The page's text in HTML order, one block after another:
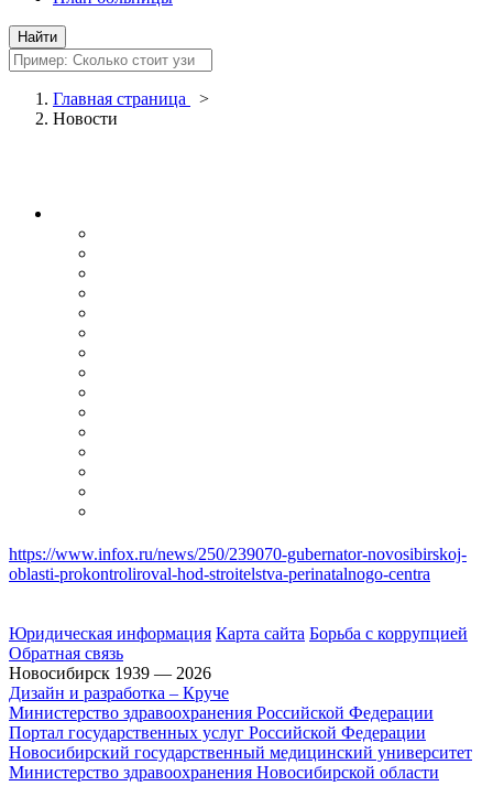
Главная страница
>
Новости
https://www.infox.ru/news/250/239070-gubernator-novosibirskoj-
oblasti-prokontroliroval-hod-stroitelstva-perinatalnogo-centra
Юридическая информация Карта сайта Борьба с коррупцией
Обратная связь
Новосибирск 1939 — 2026
Дизайн и разработка – Круче
Министерство здравоохранения Российской Федерации
Портал государственных услуг Российской Федерации
Новосибирский государственный медицинский университет
Министерство здравоохранения Новосибирской области